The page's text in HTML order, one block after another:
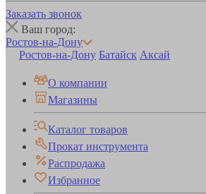
Заказать звонок
Ваш город:
Ростов-на-Дону
Ростов-на-Дону Батайск Аксай
О компании
Магазины
Каталог товаров
Прокат инструмента
Распродажа
Избранное